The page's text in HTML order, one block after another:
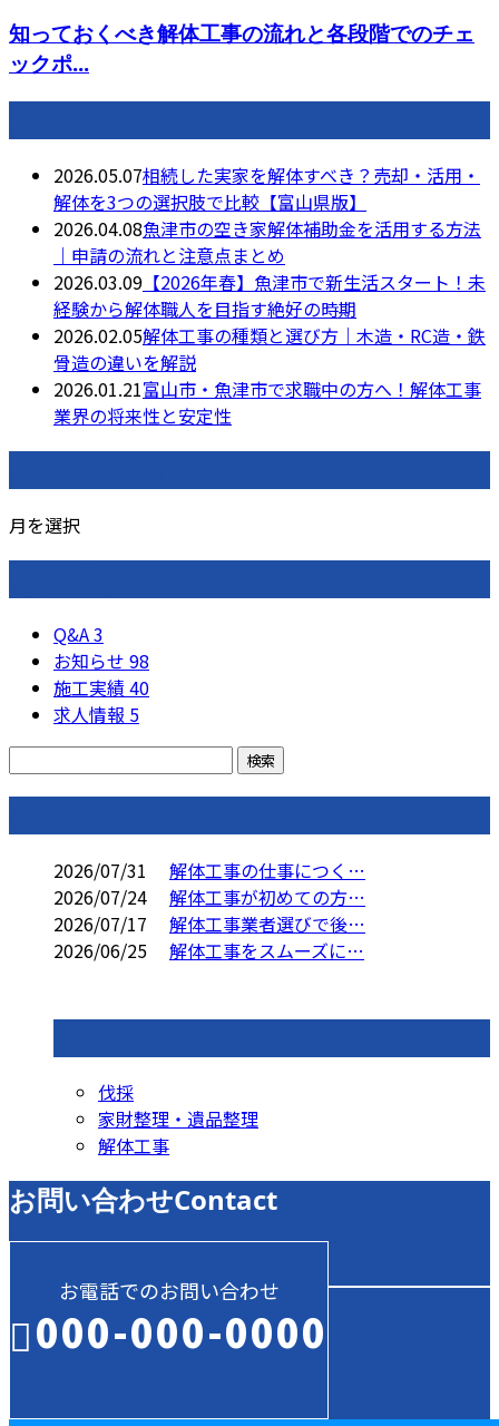
知っておくべき解体工事の流れと各段階でのチェ
ックポ...
2026.05.07相続した実家を解体すべき？売却・活用・
解体を3つの選択肢で比較【富山県版】
2026.04.08魚津市の空き家解体補助金を活用する方法
｜申請の流れと注意点まとめ
2026.03.09 【2026年春】魚津市で新生活スタート！未
経験から解体職人を目指す絶好の時期
2026.02.05解体工事の種類と選び方｜木造・RC造・鉄
骨造の違いを解説
2026.01.21富山市・魚津市で求職中の方へ！解体工事
業界の将来性と安定性
月を選択
Q&A3
お知らせ 98
施工実績40
求人情報 5
2026/07/31
解体工事の仕事につく…
2026/07/24
解体工事が初めての方…
2026/07/17
解体工事業者選びで後…
2026/06/25
解体工事をスムーズに…
伐採
家財整理・遺品整理
解体工事
お問い合わせContact
お電話でのお問い合わせ
000-000-0000